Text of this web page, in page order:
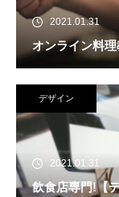
2021.01.31
オンライン料
デザイン
2021.01.31
飲食店専門!【